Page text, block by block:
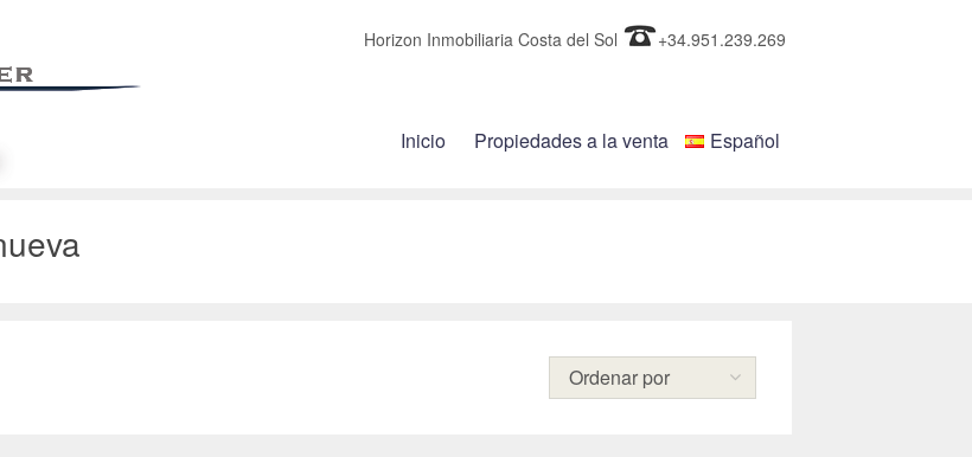
Inicio Propiedades a la venta Español
Horizon Inmobiliaria Costa del Sol +34.951.239.269